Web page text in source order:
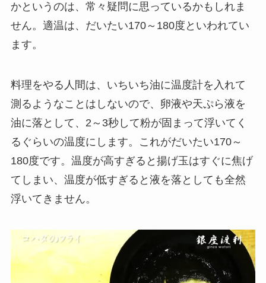
かというのは、常々疑問に思っているかもしれま
せん。適温は、だいたい170～180度といわれてい
ます。
料理をやる人間は、いちいち油に温度計を入れて
測るようなことはしないので、卵液や天ぷら液を
油に落として、2～3秒して粉が固まって浮いてく
るぐらいの温度にします。これがだいたい170～
180度です。温度が高すぎると揚げ玉はすぐに焦げ
てしまい、温度が低すぎると液を落としても全然
浮いてきません。